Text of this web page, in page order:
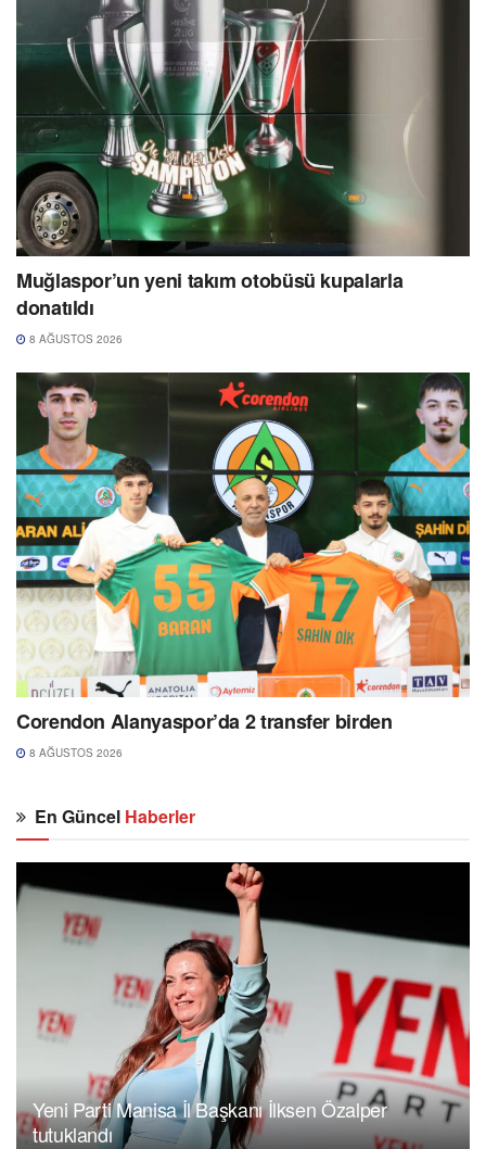
Muğlaspor’un yeni takım otobüsü kupalarla
donatıldı
8 AĞUSTOS 2026
Corendon Alanyaspor’da 2 transfer birden
8 AĞUSTOS 2026
En Güncel Haberler
Yeni Parti Manisa İl Başkanı İlksen Özalper
tutuklandı